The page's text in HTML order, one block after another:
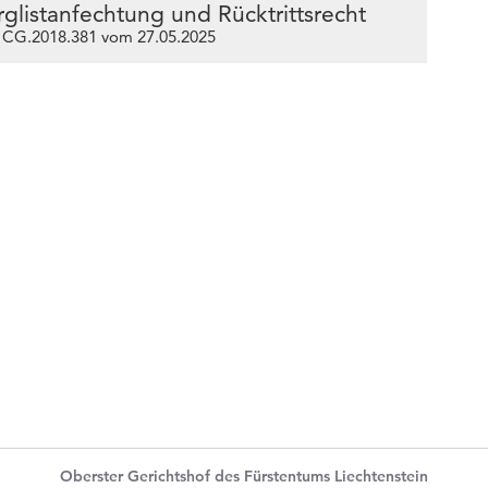
und Rücktrittsrecht
vom 27.05.2025
Oberster Gerichtshof des Fürstentums Liechtenstein